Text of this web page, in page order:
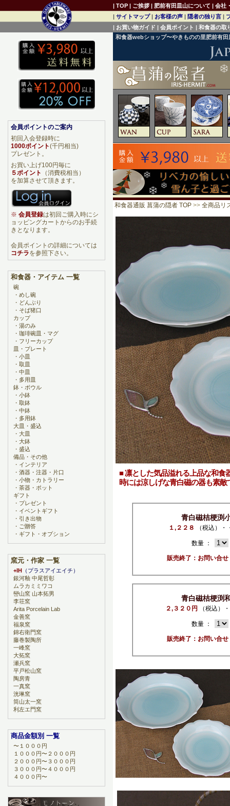
和食器webショップ〜やきものの里肥前有
和食器通販 菖蒲の隠者 TOP >> 全商品リ
■ 凛とした気品溢れる上品な和食
時には涼しげな青白磁の器も素敵
青白磁桔梗渕
１,２２８ （税込）・
数量 ：
販売終了：お問い合せ
青白磁桔梗渕
２,３２０円 （税込）
数量 ：
販売終了：お問い合せ
会員ポイントのご案内
初回入会登録時に
1000ポイント(千円相当)
プレゼント。
お買い上げ100円毎に
５ポイント
（消費税相当）
を加算させて頂きます。
※ 会員登録は初回ご購入時にシ
ョッピングカートからのお手続
きとなります。
会員ポイントの詳細については
コチラを参照下さい。
和食器・アイテム 一覧
碗
・ めし碗
・ どんぶり
・ そば猪口
カップ
・ 湯のみ
・ 珈琲碗皿・マグ
・ フリーカップ
皿・プレート
・ 小皿
・ 取皿
・ 中皿
・ 多用皿
鉢・ボウル
・ 小鉢
・ 取鉢
・ 中鉢
・ 多用鉢
大皿・盛込
・ 大皿
・ 大鉢
・ 盛込
備品・その他
・ インテリア
・ 酒器・注器・片口
・ 小物・カトラリー
・ 茶器・ポット
ギフト
・ プレゼント
・ イベントギフト
・ 引き出物
・ ご贈答
・ ギフト・オプション
窯元・作家 一覧
+IH （プラスアイエイチ）
銀河釉 中尾哲彰
ムラカミミワコ
巒山窯 山本拓男
李荘窯
Arita Porcelain Lab
金善窯
福泉窯
錦右衛門窯
藤巻製陶所
一峰窯
大拓窯
瀬兵窯
平戸松山窯
陶房青
一真窯
洸琳窯
筒山太一窯
利左エ門窯
商品金額別 一覧
〜１０００円
１０００円〜２０００円
２０００円〜３０００円
３０００円〜４０００円
４０００円〜
| TOP | ご挨拶 | 肥前有田皿山について | 会社
| サイトマップ| お客様の声 | 隠者の独り言 |
| お買い物ガイド | 会員ポイント | 和食器の取